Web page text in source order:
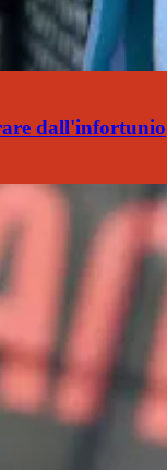
dall'infortunio